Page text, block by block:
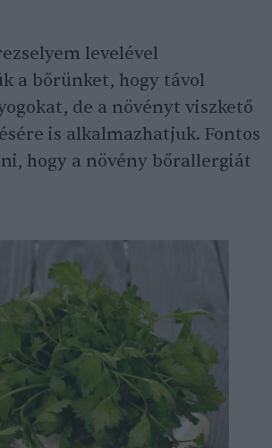
levelével
a bőrünket, hogy távol
de a növényt viszkető
is alkalmazhatjuk. Fontos
hogy a növény bőrallergiát